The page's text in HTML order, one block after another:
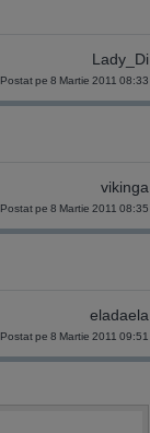
Lady_Di
Postat pe 8 Martie 2011 08:33
vikinga
Postat pe 8 Martie 2011 08:35
eladaela
Postat pe 8 Martie 2011 09:51